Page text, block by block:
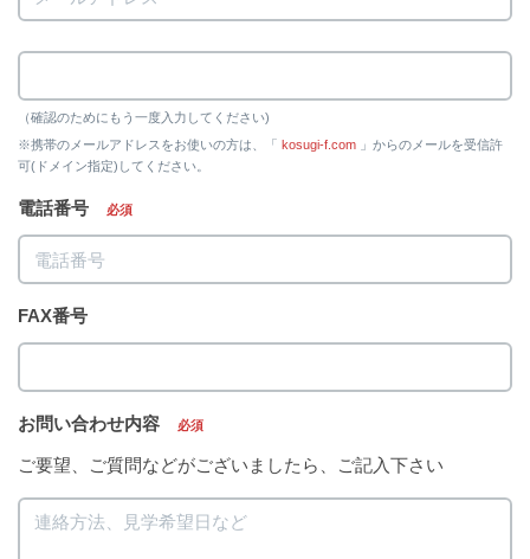
（確認のためにもう一度入力してください)
※携帯のメールアドレスをお使いの方は、「 kosugi-f.com 」からのメールを受信許
可(ドメイン指定)してください。
電話番号 必須
FAX番号
お問い合わせ内容 必須
ご要望、ご質問などがございましたら、ご記入下さい